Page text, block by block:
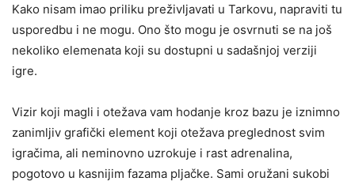
Kako nisam imao priliku preživljavati u Tarkovu, napraviti tu
usporedbu i ne mogu. Ono što mogu je osvrnuti se na još
nekoliko elemenata koji su dostupni u sadašnjoj verziji
igre.
Vizir koji magli i otežava vam hodanje kroz bazu je iznimno
zanimljiv grafički element koji otežava preglednost svim
igračima, ali neminovno uzrokuje i rast adrenalina,
pogotovo u kasnijim fazama pljačke. Sami oružani sukobi